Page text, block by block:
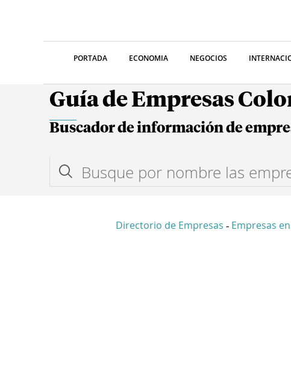
PORTADA ECONOMIA NEGOCIOS
Guía de Empresas
Buscador de información de
Directorio de Empresas - Empresas en